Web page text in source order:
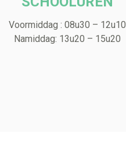
Voormiddag : 08u30 – 12u10
Namiddag: 13u20 – 15u20